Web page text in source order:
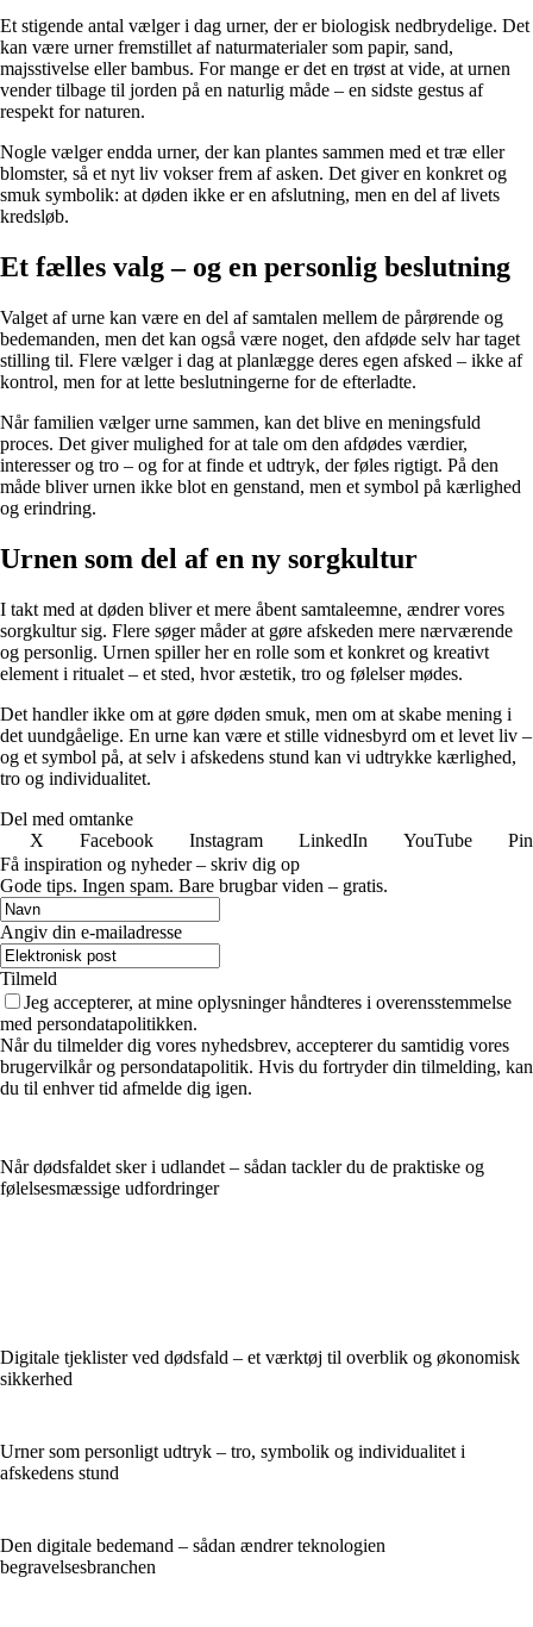
Et stigende antal vælger i dag urner, der er biologisk nedbrydelige. Det
kan være urner fremstillet af naturmaterialer som papir, sand,
majsstivelse eller bambus. For mange er det en trøst at vide, at urnen
vender tilbage til jorden på en naturlig måde – en sidste gestus af
respekt for naturen.
Nogle vælger endda urner, der kan plantes sammen med et træ eller
blomster, så et nyt liv vokser frem af asken. Det giver en konkret og
smuk symbolik: at døden ikke er en afslutning, men en del af livets
kredsløb.
Et fælles valg – og en personlig beslutning
Valget af urne kan være en del af samtalen mellem de pårørende og
bedemanden, men det kan også være noget, den afdøde selv har taget
stilling til. Flere vælger i dag at planlægge deres egen afsked – ikke af
kontrol, men for at lette beslutningerne for de efterladte.
Når familien vælger urne sammen, kan det blive en meningsfuld
proces. Det giver mulighed for at tale om den afdødes værdier,
interesser og tro – og for at finde et udtryk, der føles rigtigt. På den
måde bliver urnen ikke blot en genstand, men et symbol på kærlighed
og erindring.
Urnen som del af en ny sorgkultur
I takt med at døden bliver et mere åbent samtaleemne, ændrer vores
sorgkultur sig. Flere søger måder at gøre afskeden mere nærværende
og personlig. Urnen spiller her en rolle som et konkret og kreativt
element i ritualet – et sted, hvor æstetik, tro og følelser mødes.
Det handler ikke om at gøre døden smuk, men om at skabe mening i
det uundgåelige. En urne kan være et stille vidnesbyrd om et levet liv –
og et symbol på, at selv i afskedens stund kan vi udtrykke kærlighed,
tro og individualitet.
Del med omtanke
X
Facebook Instagram LinkedIn YouTube
Få inspiration og nyheder – skriv dig op
Gode tips. Ingen spam. Bare brugbar viden – gratis.
Angiv din e-mailadresse
Tilmeld
Jeg accepterer, at mine oplysninger håndteres i overensstemmelse
med persondatapolitikken.
Når du tilmelder dig vores nyhedsbrev, accepterer du samtidig vores
brugervilkår og persondatapolitik. Hvis du fortryder din tilmelding, kan
du til enhver tid afmelde dig igen.
Når dødsfaldet sker i udlandet – sådan tackler du de praktiske og
følelsesmæssige udfordringer
Digitale tjeklister ved dødsfald – et værktøj til overblik og økonomisk
sikkerhed
Urner som personligt udtryk – tro, symbolik og individualitet i
afskedens stund
Den digitale bedemand – sådan ændrer teknologien
begravelsesbranchen